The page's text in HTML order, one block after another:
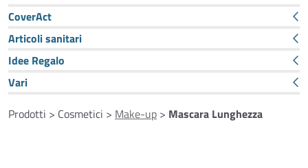
CoverAct
Articoli sanitari
Idee Regalo
Vari
Prodotti > Cosmetici > Make-up > Mascara Lunghezza